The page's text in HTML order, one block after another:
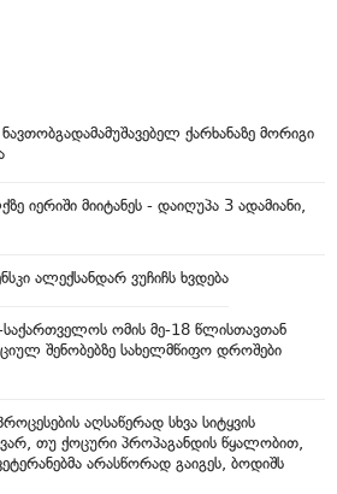
ქარხანაზე მორიგი
იერიში მიიტანეს - დაიღუპა 3 ადამიანი,
ალექსანდარ ვუჩიჩს ხვდება
ომის მე-18 წლისთავთან
შენობებზე სახელმწიფო დროშები
აღსაწერად სხვა სიტყვის
თუ ქოცური პროპაგანდის წყალობით,
არასწორად გაიგეს, ბოდიშს